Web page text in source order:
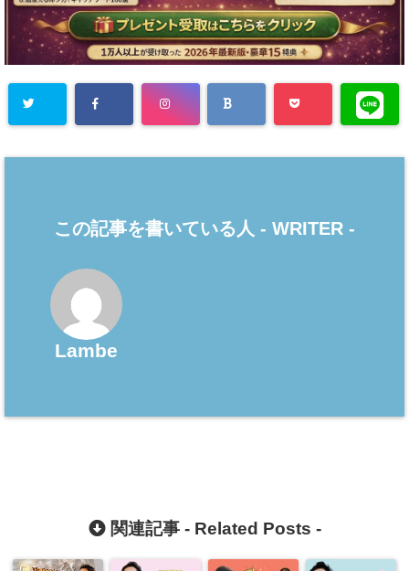
この記事を書いている人 - WRITER -
Lambe
関連記事 - Related Posts -